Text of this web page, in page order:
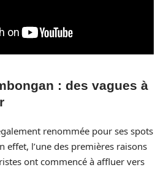
: des vagues à
renommée pour ses spots
effet, l’une des premières raisons
ont commencé à affluer vers